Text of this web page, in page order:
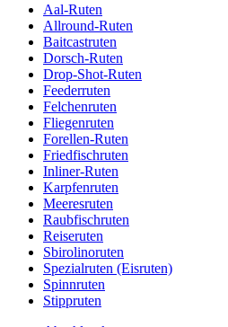
Aal-Ruten
Allround-Ruten
Baitcastruten
Dorsch-Ruten
Drop-Shot-Ruten
Feederruten
Felchenruten
Fliegenruten
Forellen-Ruten
Friedfischruten
Inliner-Ruten
Karpfenruten
Meeresruten
Raubfischruten
Reiseruten
Sbirolinoruten
Spezialruten (Eisruten)
Spinnruten
Stippruten